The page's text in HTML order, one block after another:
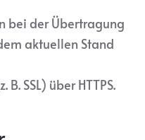
bei der Übertragung
aktuellen Stand
SSL) über HTTPS.